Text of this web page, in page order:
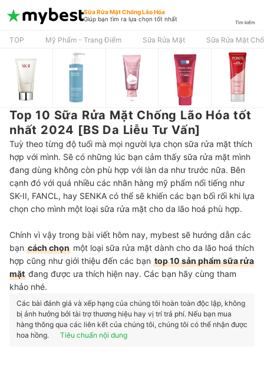
Sữa Rửa Mặt Chống Lão Hóa
Giúp bạn tìm ra lựa chọn tốt nhất
Tìm kiếm
TOP Mỹ Phẩm - Trang Điểm Sữa Rửa Mặt Sữa Rửa Mặt
Top 10 Sữa Rửa Mặt Chống Lão Hóa tốt
nhất 2024 [BS Da Liễu Tư Vấn]
Tuỳ theo từng độ tuổi mà mọi người lựa chọn sữa rửa mặt thích
hợp với mình. Sẽ có những lúc bạn cảm thấy sữa rửa mặt mình
đang dùng không còn phù hợp với làn da như trước nữa. Bên
cạnh đó với quá nhiều các nhãn hàng mỹ phẩm nổi tiếng như
SK-II, FANCL, hay SENKA có thể sẽ khiến các bạn bối rối khi lựa
chọn cho mình một loại sữa rửa mặt cho da lão hoá phù hợp.
Chính vì vậy trong bài viết hôm nay, mybest sẽ hướng dẫn các
bạn cách chọn một loại sữa rửa mặt dành cho da lão hoá thích
hợp cũng như giới thiệu đến các bạn top 10 sản phẩm sữa rửa
mặt đang được ưa thích hiện nay. Các bạn hãy cùng tham
khảo nhé.
Các bài đánh giá và xếp hạng của chúng tôi hoàn toàn độc lập, không
bị ảnh hưởng bởi tài trợ thương hiệu hay vị trí trả phí. Nếu bạn mua
hàng thông qua các liên kết của chúng tôi, chúng tôi có thể nhận được
hoa hồng.
Tiêu chuẩn nội dung